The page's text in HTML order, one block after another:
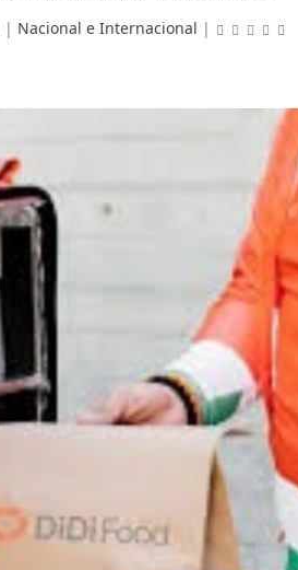
| Nacional e Internacional |